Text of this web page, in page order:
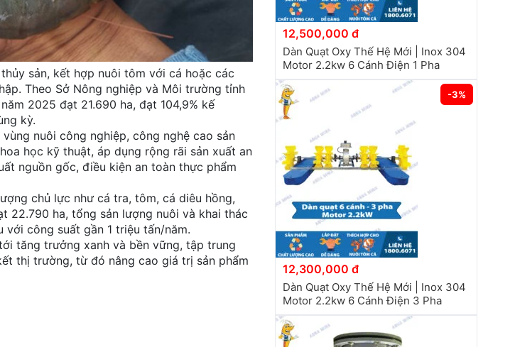
sản, kết hợp nuôi tôm với cá hoặc các
Theo Sở Nông nghiệp và Môi trường tỉnh
2025 đạt 21.690 ha, đạt 104,9% kế
kỳ.
nuôi công nghiệp, công nghệ cao sản
học kỹ thuật, áp dụng rộng rãi sản xuất an
nguồn gốc, điều kiện an toàn thực phẩm
chủ lực như cá tra, tôm, cá diêu hồng,
22.790 ha, tổng sản lượng nuôi và khai thác
công suất gần 1 triệu tấn/năm.
tăng trưởng xanh và bền vững, tập trung
thị trường, từ đó nâng cao giá trị sản phẩm
12,500,000 đ
Dàn Quạt Oxy Thế Hệ Mới | Inox 304
Motor 2.2kw 6 Cánh Điện 1 Pha
-3%
12,300,000 đ
Dàn Quạt Oxy Thế Hệ Mới | Inox 304
Motor 2.2kw 6 Cánh Điện 3 Pha